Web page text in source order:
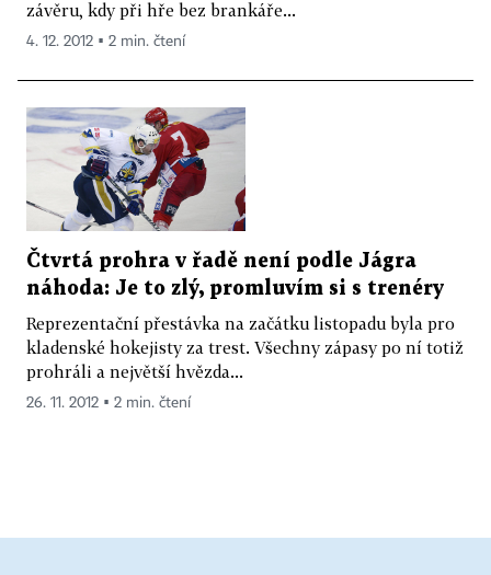
závěru, kdy při hře bez brankáře...
4. 12. 2012 ▪ 2 min. čtení
Čtvrtá prohra v řadě není podle Jágra
náhoda: Je to zlý, promluvím si s trenéry
Reprezentační přestávka na začátku listopadu byla pro
kladenské hokejisty za trest. Všechny zápasy po ní totiž
prohráli a největší hvězda...
26. 11. 2012 ▪ 2 min. čtení